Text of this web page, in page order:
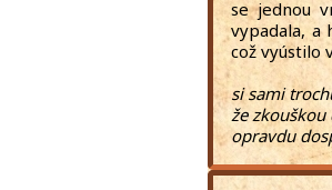
se jednou
vypadala, a
což
si sami
že
opravdu